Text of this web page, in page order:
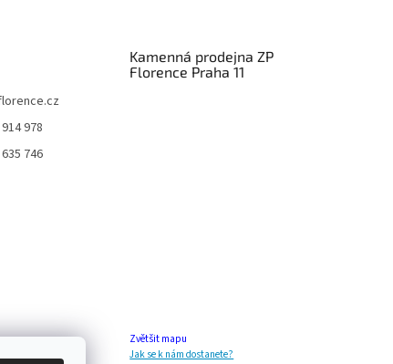
978
746
Kamenná prodejna ZP
Florence Praha 11
Zvětšit mapu
Jak se k nám dostanete?